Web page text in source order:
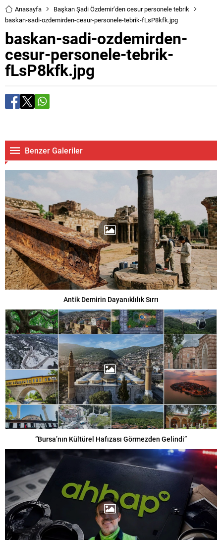
Anasayfa
Başkan Şadi Özdemir’den cesur personele tebrik
baskan-sadi-ozdemirden-cesur-personele-tebrik-fLsP8kfk.jpg
baskan-sadi-ozdemirden-
cesur-personele-tebrik-
fLsP8kfk.jpg
Benzer Galeriler
Antik Demirin Dayanıklılık Sırrı
“Bursa’nın Kültürel Hafızası Görmezden Gelindi”